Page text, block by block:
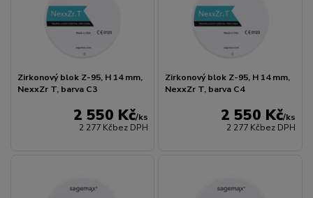
Zirkonový blok Z-95, H 14 mm,
NexxZr T, barva C3
2 550 Kč/ks
2 277 Kčbez DPH
Zirkonový blok Z-95, H 14 mm,
NexxZr T, barva C4
2 550 Kč/ks
2 277 Kčbez DPH